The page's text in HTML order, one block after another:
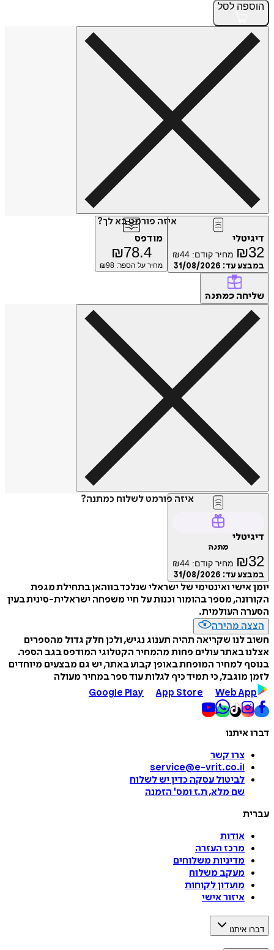
הוספה לסל
איזה פורמט בא לך?
דיגיטלי
₪32 מחיר קודם: ₪44
במבצע עד: 31/08/2026
מודפס
₪78.4
מחיר על הספר: ₪ 98
שליחה כמתנה
איזה פורמט לשלוח כמתנה?
דיגיטלי
מתנה
₪32 מחיר קודם: ₪44
במבצע עד: 31/08/2026
יומן אישי ואינטימי של ישראלי שנלכד בווהאן בתחילת מגפת
הקורונה, מספר בהומור וכנות על חיי משפחה ישראלית-סינית בעין
הסערה העולמית.
הצצה מהירה
חשוב לנו שקריאה תהיה תענוג נגיש, ולכן חלק גדול מהספרים
אצלנו באתר עולים פחות מהמחיר הקטלוגי המודפס בגב הספר.
בנוסף למחיר המופחת באופן קבוע באתר, יש גם מבצעים מיוחדים
לזמן מוגבל, כי תמיד כיף לגלות עוד ספר במחיר מעולה
Google Play
App Store Web App
דברו איתנו
צרו קשר
service@e-vrit.co.il
לביטול עסקה כדין יש לשלוח
שם מלא, ת.ז ומס' הזמנה
עברית
אודות
מרכז העזרה
מדיניות משלוחים
מעקב משלוח
מועדון לקוחות
איזור אישי
דברו איתנו